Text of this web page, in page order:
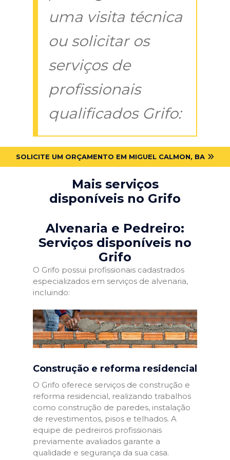
uma visita técnica
ou solicitar os
serviços de
profissionais
qualificados Grifo:
SOLICITE UM ORÇAMENTO EM MIGUEL CALMON, BA
Mais serviços
disponíveis no Grifo
Alvenaria e Pedreiro:
Serviços disponíveis no
Grifo
O Grifo possui profissionais cadastrados
especializados em serviços de alvenaria,
incluindo:
Construção e reforma residencial
O Grifo oferece serviços de construção e
reforma residencial, realizando trabalhos
como construção de paredes, instalação
de revestimentos, pisos e telhados. A
equipe de pedreiros profissionais
previamente avaliados garante a
qualidade e segurança da sua casa.